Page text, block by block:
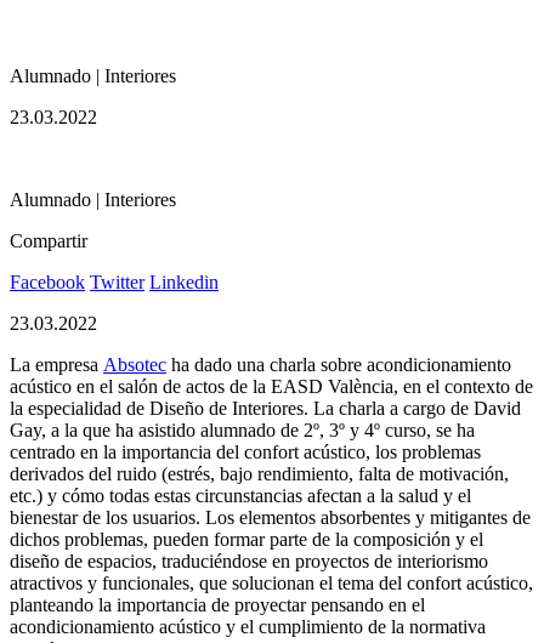
Alumnado | Interiores
23.03.2022
Alumnado | Interiores
Compartir
Facebook Twitter Linkedin
23.03.2022
La empresa Absotec ha dado una charla sobre acondicionamiento
acústico en el salón de actos de la EASD València, en el contexto de
la especialidad de Diseño de Interiores. La charla a cargo de David
Gay, a la que ha asistido alumnado de 2º, 3º y 4º curso, se ha
centrado en la importancia del confort acústico, los problemas
derivados del ruido (estrés, bajo rendimiento, falta de motivación,
etc.) y cómo todas estas circunstancias afectan a la salud y el
bienestar de los usuarios. Los elementos absorbentes y mitigantes de
dichos problemas, pueden formar parte de la composición y el
diseño de espacios, traduciéndose en proyectos de interiorismo
atractivos y funcionales, que solucionan el tema del confort acústico,
planteando la importancia de proyectar pensando en el
acondicionamiento acústico y el cumplimiento de la normativa